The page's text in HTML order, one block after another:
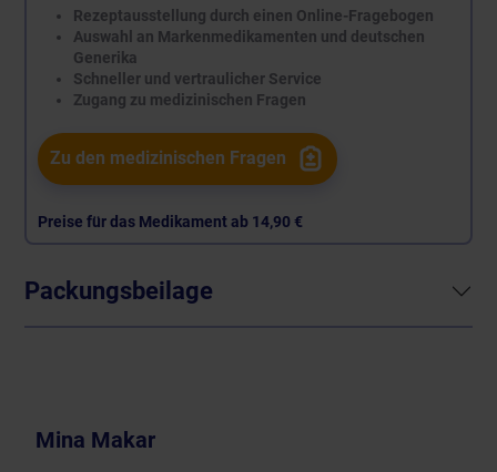
Rezeptausstellung durch einen Online-Fragebogen
Auswahl an Markenmedikamenten und deutschen
Generika
Schneller und vertraulicher Service
Zugang zu medizinischen Fragen
Zu den medizinischen Fragen
Preise für das Medikament ab 14,90 €
Packungsbeilage
Mina Makar